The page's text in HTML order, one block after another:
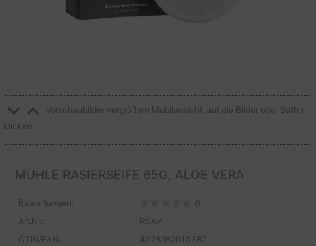
Vorschaubilder vergrößern Mobilansicht, auf die Bilder oder Button
klicken
MÜHLE RASIERSEIFE 65G, ALOE VERA
Bewertungen:
()
Art.Nr.:
RSAV
GTIN/EAN:
4028982010387